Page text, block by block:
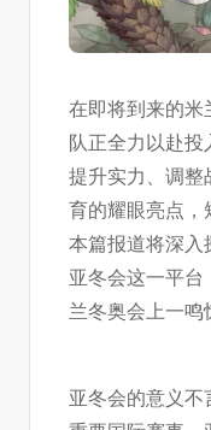
在即将到来的米
队正全力以赴
提升实力、调整
育的耀眼亮点，
本篇报道将深入
亚冬会这一平
兰冬奥会上一鸣
亚冬会的意义